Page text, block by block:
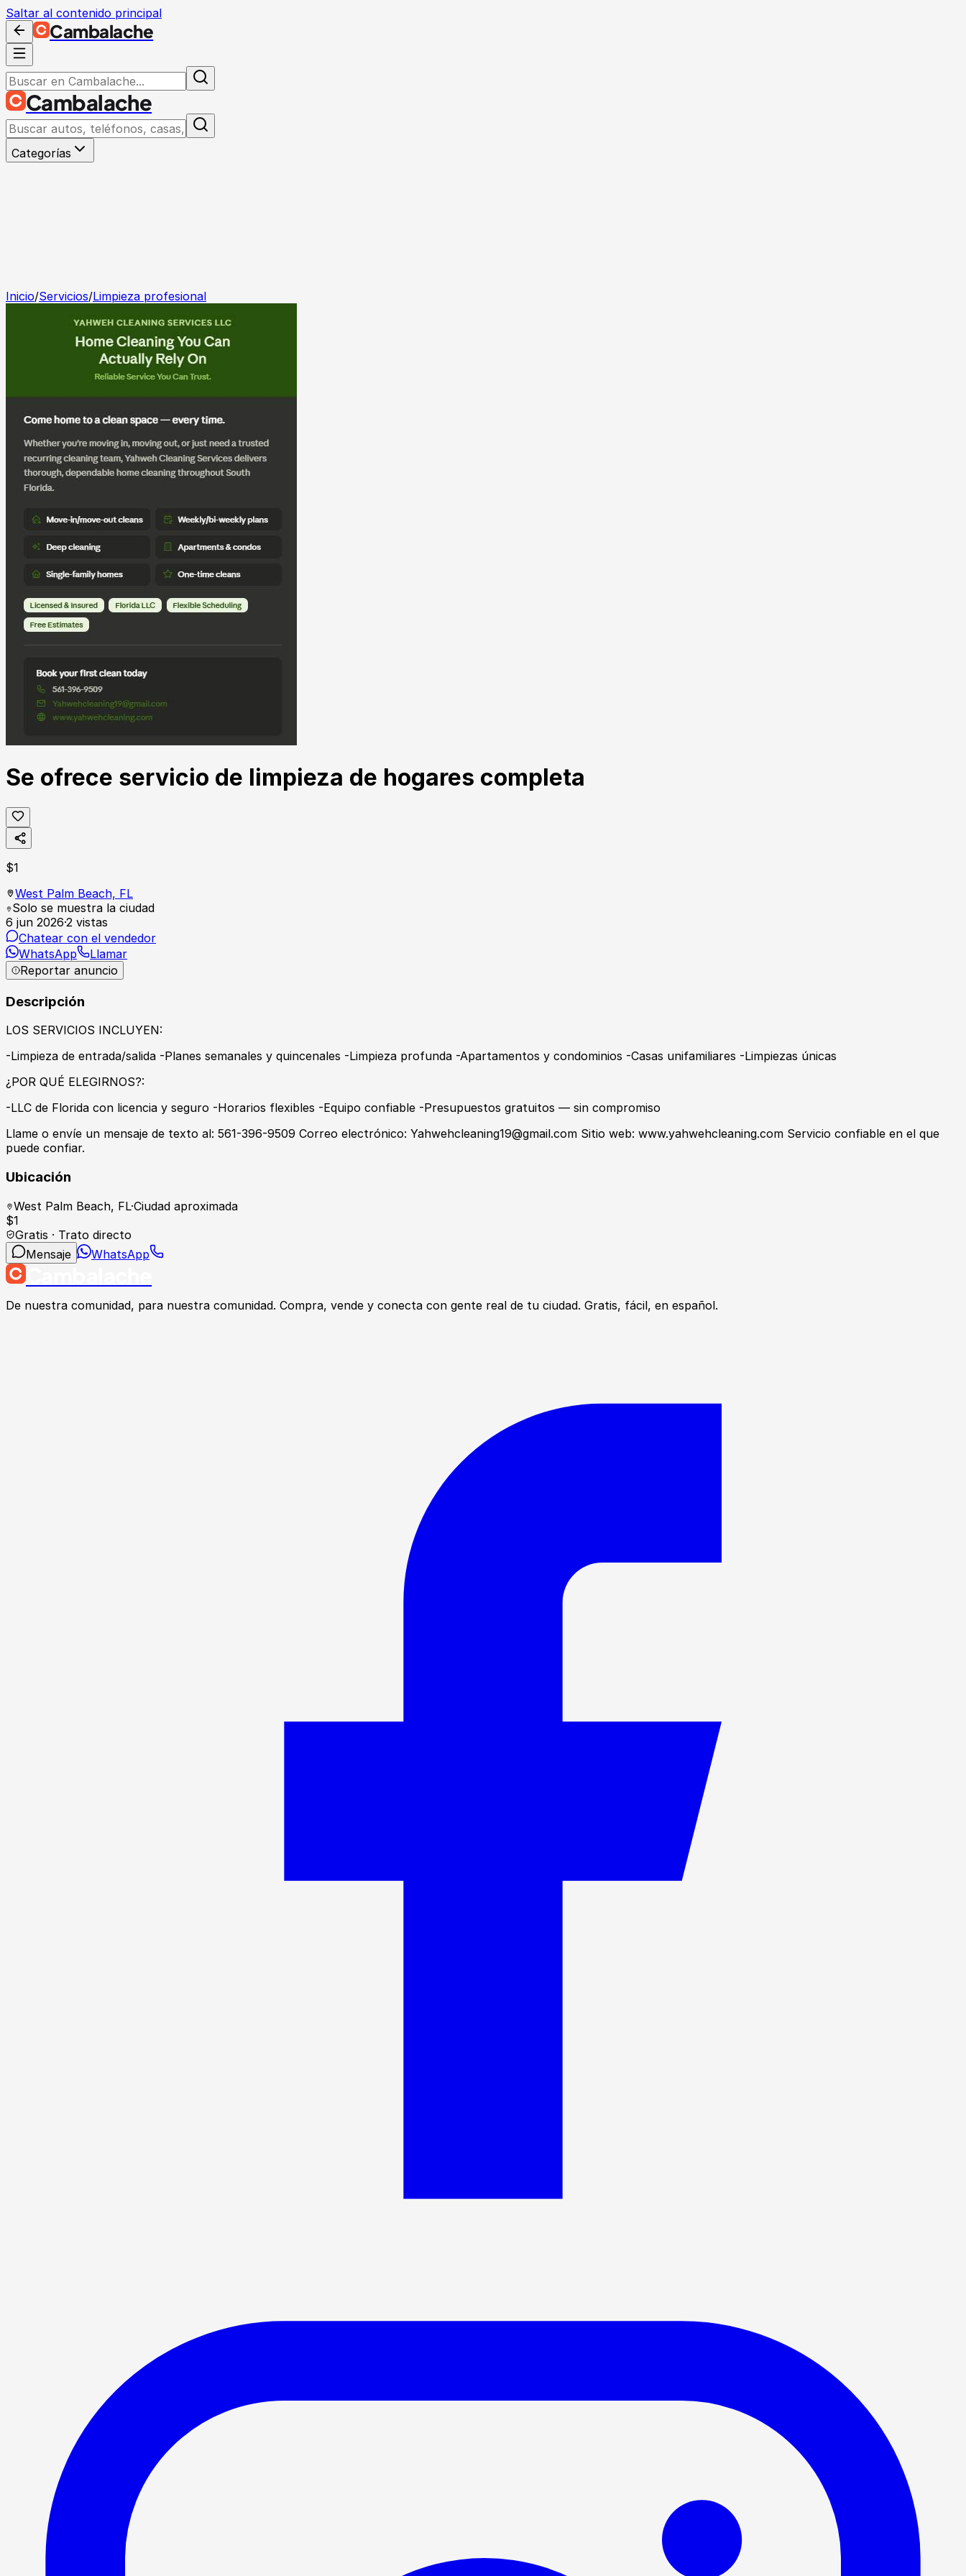
Saltar al contenido principal
Cambalache
Cambalache
Categorías
Inicio/Servicios/Limpieza profesional
Se ofrece servicio de limpieza de hogares completa
$1
West Palm Beach, FL
Solo se muestra la ciudad
6 jun 2026·2 vistas
Chatear con el vendedor
WhatsApp
Llamar
Reportar anuncio
Descripción
LOS SERVICIOS INCLUYEN:
-Limpieza de entrada/salida -Planes semanales y quincenales -Limpieza profunda -Apartamentos y condominios -Casas unifamiliares -Limpiezas únicas
¿POR QUÉ ELEGIRNOS?:
-LLC de Florida con licencia y seguro -Horarios flexibles -Equipo confiable -Presupuestos gratuitos — sin compromiso
Llame o envíe un mensaje de texto al: 561-396-9509 Correo electrónico: Yahwehcleaning19@gmail.com Sitio web: www.yahwehcleaning.com Servicio confiable en el que
puede confiar.
Ubicación
West Palm Beach, FL·Ciudad aproximada
$1
Gratis · Trato directo
Mensaje
WhatsApp
De nuestra comunidad, para nuestra comunidad. Compra, vende y conecta con gente real de tu ciudad. Gratis, fácil, en español.